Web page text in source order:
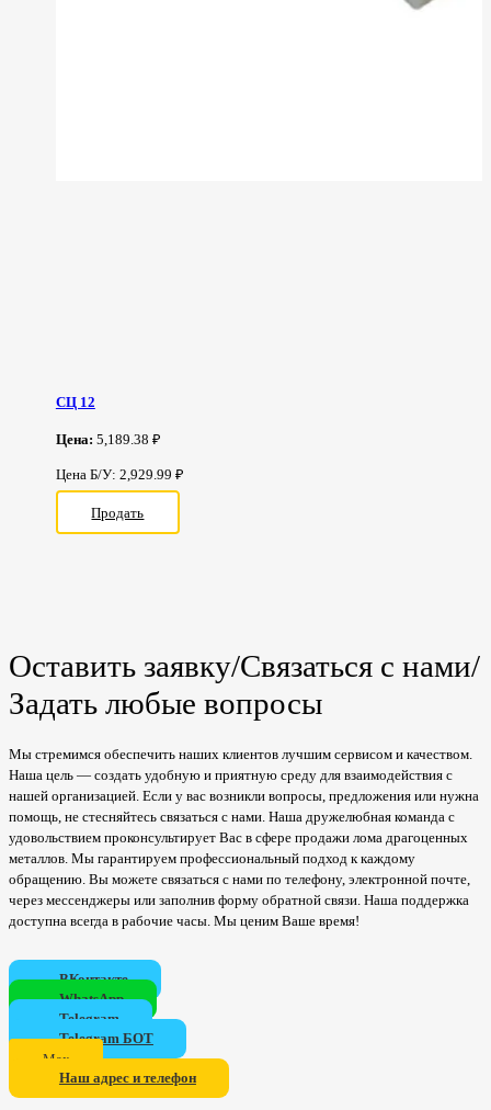
СЦ 12
Цена: 5,189.38 ₽
Цена Б/У: 2,929.99 ₽
Продать
Оставить заявку/Связаться с нами/
Задать любые вопросы
Мы стремимся обеспечить наших клиентов лучшим сервисом и качеством.
Наша цель — создать удобную и приятную среду для взаимодействия с
нашей организацией. Если у вас возникли вопросы, предложения или нужна
помощь, не стесняйтесь связаться с нами. Наша дружелюбная команда с
удовольствием проконсультирует Вас в сфере продажи лома драгоценных
металлов. Мы гарантируем профессиональный подход к каждому
обращению. Вы можете связаться с нами по телефону, электронной почте,
через мессенджеры или заполнив форму обратной связи. Наша поддержка
доступна всегда в рабочие часы. Мы ценим Ваше время!
ВКонтакте
WhatsApp
Telegram
Telegram БОТ
Мах
Наш адрес и телефон